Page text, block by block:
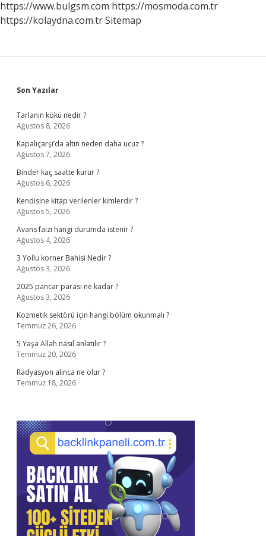
https://www.bulgsm.com https://mosmoda.com.tr
https://kolaydna.com.trSitemap
Sidebar
Son Yazılar
Tarlanın kökü nedir ?
Ağustos 8, 2026
Kapalıçarşı’da altın neden daha ucuz ?
Ağustos 7, 2026
Binder kaç saatte kurur ?
Ağustos 6, 2026
Kendisine kitap verilenler kimlerdir ?
Ağustos 5, 2026
Avans faizi hangi durumda istenir ?
Ağustos 4, 2026
3 Yollu korner Bahisi Nedir ?
Ağustos 3, 2026
2025 pancar parası ne kadar ?
Ağustos 3, 2026
Kozmetik sektörü için hangi bölüm okunmalı ?
Temmuz 26, 2026
5 Yaşa Allah nasıl anlatılır ?
Temmuz 20, 2026
Radyasyon alınca ne olur ?
Temmuz 18, 2026